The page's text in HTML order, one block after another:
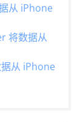
从 iPhone
将数据从
从 iPhone